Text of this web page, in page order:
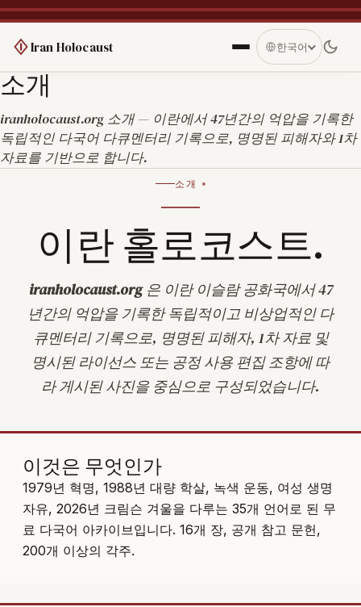
Iran Holocaust 한국어
소개
iranholocaust.org 소개 — 이란에서 47년간의 억압을 기록한
독립적인 다국어 다큐멘터리 기록으로, 명명된 피해자와 1차
자료를 기반으로 합니다.
소개
이란 홀로코스트.
iranholocaust.org은 이란 이슬람 공화국에서 47
년간의 억압을 기록한 독립적이고 비상업적인 다
큐멘터리 기록으로, 명명된 피해자, 1차 자료 및
명시된 라이선스 또는 공정 사용 편집 조항에 따
라 게시된 사진을 중심으로 구성되었습니다.
이것은 무엇인가
1979년 혁명, 1988년 대량 학살, 녹색 운동, 여성 생명
자유, 2026년 크림슨 겨울을 다루는 35개 언어로 된 무
료 다국어 아카이브입니다. 16개 장, 공개 참고 문헌,
200개 이상의 각주.